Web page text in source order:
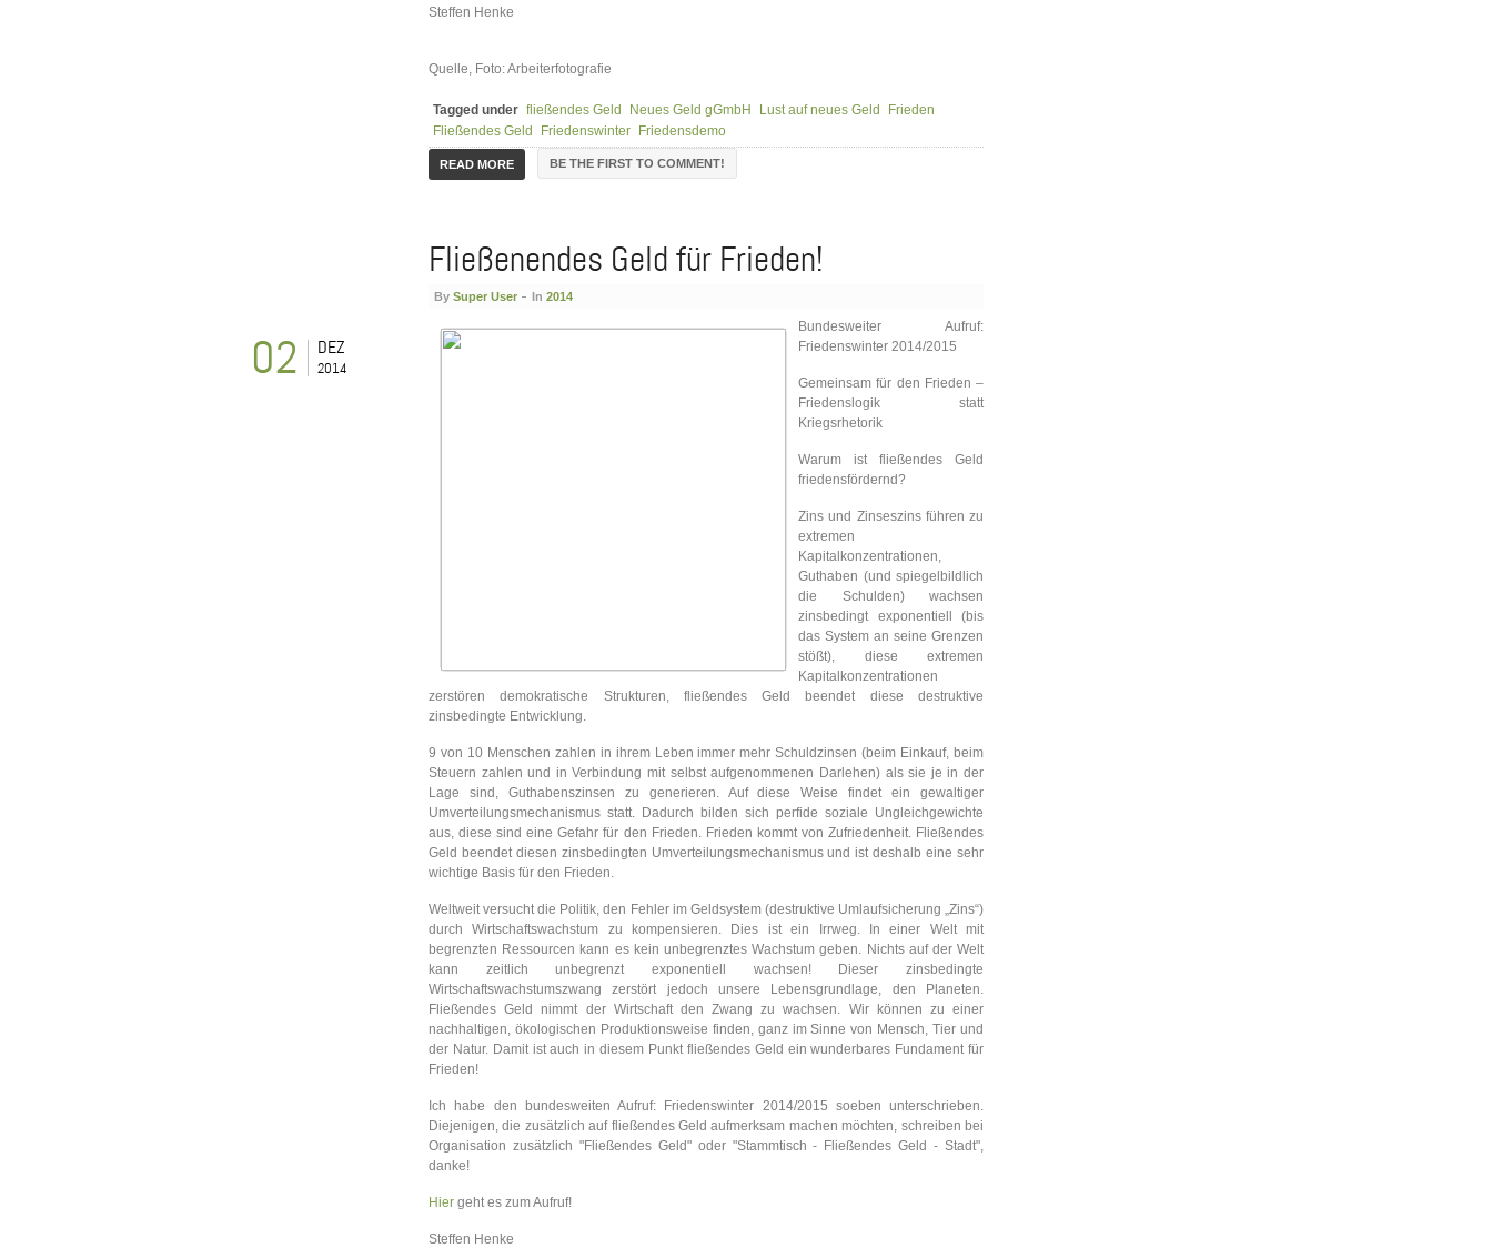
Steffen Henke
Quelle, Foto: Arbeiterfotografie
Tagged under fließendes Geld Neues Geld gGmbH Lust auf neues Geld
Frieden
Fließendes Geld
Friedenswinter Friedensdemo
READ MORE BE THE FIRST TO COMMENT!
Fließenendes Geld für Frieden!
By Super User In 2014
02 DEZ
2014
Bundesweiter Aufruf:
Friedenswinter 2014/2015
Gemeinsam für den Frieden –
Friedenslogik statt
Kriegsrhetorik
Warum ist fließendes Geld
friedensfördernd?
Zins und Zinseszins führen zu
extremen
Kapitalkonzentrationen,
Guthaben (und spiegelbildlich
die Schulden) wachsen
zinsbedingt exponentiell (bis
das System an seine Grenzen
stößt), diese extremen
Kapitalkonzentrationen
zerstören demokratische Strukturen, fließendes Geld beendet diese destruktive
zinsbedingte Entwicklung.
9 von 10 Menschen zahlen in ihrem Leben immer mehr Schuldzinsen (beim Einkauf, beim
Steuern zahlen und in Verbindung mit selbst aufgenommenen Darlehen) als sie je in der
Lage sind, Guthabenszinsen zu generieren. Auf diese Weise findet ein gewaltiger
Umverteilungsmechanismus statt. Dadurch bilden sich perfide soziale Ungleichgewichte
aus, diese sind eine Gefahr für den Frieden. Frieden kommt von Zufriedenheit. Fließendes
Geld beendet diesen zinsbedingten Umverteilungsmechanismus und ist deshalb eine sehr
wichtige Basis für den Frieden.
Weltweit versucht die Politik, den Fehler im Geldsystem (destruktive Umlaufsicherung „Zins“)
durch Wirtschaftswachstum zu kompensieren. Dies ist ein Irrweg. In einer Welt mit
begrenzten Ressourcen kann es kein unbegrenztes Wachstum geben. Nichts auf der Welt
kann zeitlich unbegrenzt exponentiell wachsen! Dieser zinsbedingte
Wirtschaftswachstumszwang zerstört jedoch unsere Lebensgrundlage, den Planeten.
Fließendes Geld nimmt der Wirtschaft den Zwang zu wachsen. Wir können zu einer
nachhaltigen, ökologischen Produktionsweise finden, ganz im Sinne von Mensch, Tier und
der Natur. Damit ist auch in diesem Punkt fließendes Geld ein wunderbares Fundament für
Frieden!
Ich habe den bundesweiten Aufruf: Friedenswinter 2014/2015 soeben unterschrieben.
Diejenigen, die zusätzlich auf fließendes Geld aufmerksam machen möchten, schreiben bei
Organisation zusätzlich "Fließendes Geld" oder "Stammtisch - Fließendes Geld - Stadt",
danke!
Hier geht es zum Aufruf!
Steffen Henke